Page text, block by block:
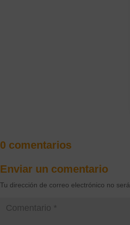
0 comentarios
Enviar un comentario
Tu dirección de correo electrónico no será